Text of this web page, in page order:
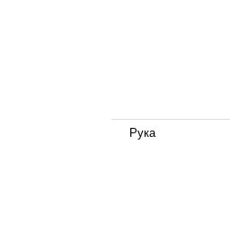
Рука